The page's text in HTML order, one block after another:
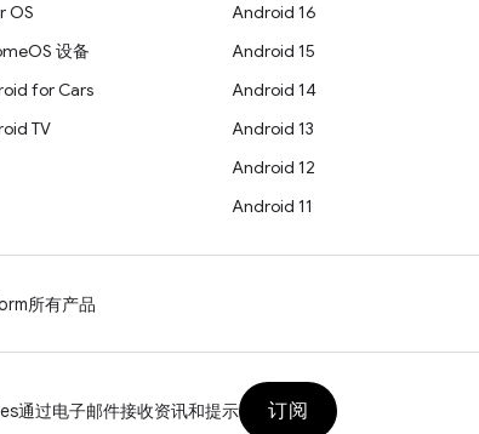
OS
设备
for Cars
TV
Android 16
Android 15
Android 14
Android 13
Android 12
Android 11
所有产品
通过电子邮件接收资讯和提示 订阅